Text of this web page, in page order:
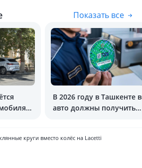
Показать все
в
В 2026 году в Ташкенте
авто должны получить
круги вместо колёс на Lacetti